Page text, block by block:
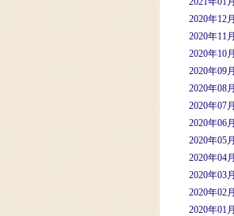
2020年12月
2020年11月
2020年10月
2020年09月
2020年08月
2020年07月
2020年06月
2020年05月
2020年04月
2020年03月
2020年02月
2020年01月